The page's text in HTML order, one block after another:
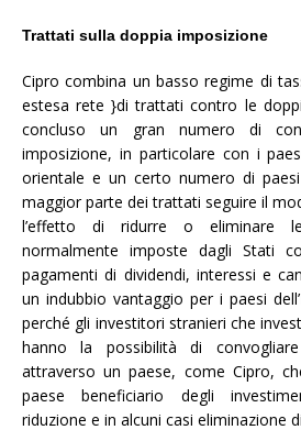
Trattati sulla doppia imposizione
Cipro combina un basso regime di
estesa rete }di trattati contro le
concluso un gran numero di
imposizione, in particolare con i
orientale e un certo numero di
maggior parte dei trattati seguire il
l’effetto di ridurre o eliminare
normalmente imposte dagli Stati
pagamenti di dividendi, interessi e
un indubbio vantaggio per i paesi
perché gli investitori stranieri che
hanno la possibilità di
attraverso un paese, come Cipro,
paese beneficiario degli
riduzione e in alcuni casi eliminazione